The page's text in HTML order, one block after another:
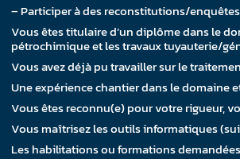
– Participer à des reconstitutions/
Vous êtes titulaire d’un diplôme dans le
pétrochimique et les travaux tuyauterie/
Vous avez déjà pu travailler sur le
Une expérience chantier dans le domaine
Vous êtes reconnu(e) pour votre rigueur,
Vous maîtrisez les outils informatiques
Les habilitations ou formations